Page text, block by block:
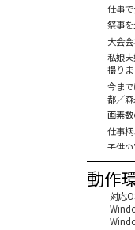
仕事
祭事
大会
私娘
撮り
今ま
都／森
画素
仕事
子供
杉本
簡単
A3な
ンタ
使い
動作
対応